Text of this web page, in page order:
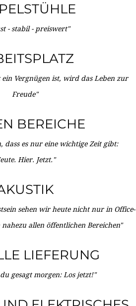
- stabil - preiswert"
Vergnügen ist, wird das Leben zur
Freude"
BEREICHE
dass es nur eine wichtige Zeit gibt:
Hier. Jetzt."
sehen wir heute nicht nur in Office-
allen öffentlichen Bereichen"
LIEFERUNG
gesagt morgen: Los jetzt!"